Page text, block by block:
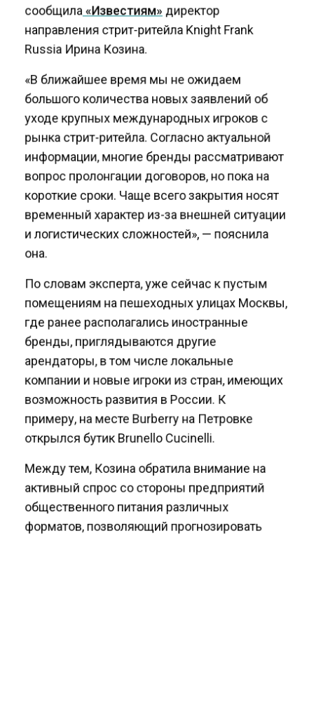
сообщила
«Известиям»
направления стрит-ритейла Knight Frank
Russia Ирина Козина.
«В ближайшее время мы не ожидаем
большого количества новых заявлений об
уходе крупных международных игроков с
рынка стрит-ритейла. Согласно актуальной
информации, многие бренды рассматривают
вопрос пролонгации договоров, но пока на
короткие сроки. Чаще всего закрытия носят
временный характер из-за внешней ситуации
и логистических сложностей», — пояснила
она.
По словам эксперта, уже сейчас к пустым
помещениям на пешеходных улицах Москвы,
где ранее располагались иностранные
бренды, приглядываются другие
арендаторы, в том числе локальные
компании и новые игроки из стран, имеющих
возможность развития в России. К
примеру, на месте Burberry на Петровке
открылся бутик Brunello Cucinelli.
Между тем, Козина обратила внимание на
активный спрос со стороны предприятий
общественного питания различных
форматов, позволяющий прогнозировать